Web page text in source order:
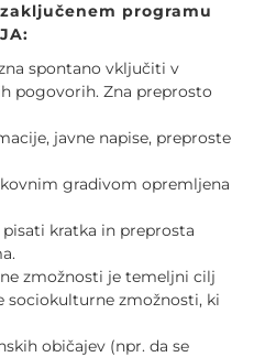
programu
spontano vključiti v
pogovorih. Zna preprosto
javne napise, preproste
gradivom opremljena
kratka in preprosta
zmožnosti je temeljni cilj
sociokulturne zmožnosti, ki
običajev (npr. da se